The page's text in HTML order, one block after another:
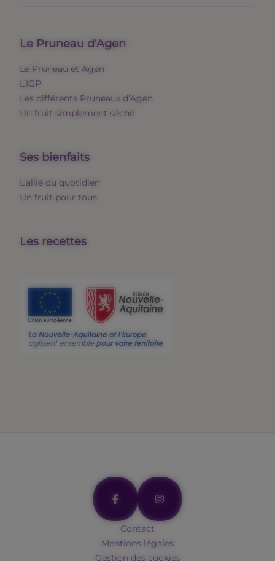
Le Pruneau d'Agen
Le Pruneau et Agen
L’IGP
Les différents Pruneaux d’Agen
Un fruit simplement séché
Ses bienfaits
L’allié du quotidien
Un fruit pour tous
Les recettes
Contact
Mentions légales
Gestion des cookies